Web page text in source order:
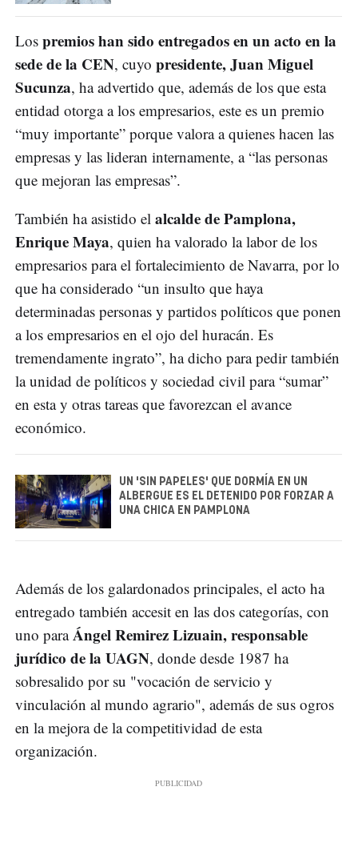
Los premios han sido entregados en un acto en la
sede de la CEN, cuyo presidente, Juan Miguel
Sucunza, ha advertido que, además de los que esta
entidad otorga a los empresarios, este es un premio
“muy importante” porque valora a quienes hacen las
empresas y las lideran internamente, a “las personas
que mejoran las empresas”.
También ha asistido el alcalde de Pamplona,
Enrique Maya, quien ha valorado la labor de los
empresarios para el fortalecimiento de Navarra, por lo
que ha considerado “un insulto que haya
determinadas personas y partidos políticos que ponen
a los empresarios en el ojo del huracán. Es
tremendamente ingrato”, ha dicho para pedir también
la unidad de políticos y sociedad civil para “sumar”
en esta y otras tareas que favorezcan el avance
económico.
UN 'SIN PAPELES' QUE DORMÍA EN UN
ALBERGUE ES EL DETENIDO POR FORZAR A
UNA CHICA EN PAMPLONA
Además de los galardonados principales, el acto ha
entregado también accesit en las dos categorías, con
uno paraÁngel Remirez Lizuain, responsable
jurídico de la UAGN, donde desde 1987 ha
sobresalido por su "vocación de servicio y
vinculación al mundo agrario", además de sus ogros
en la mejora de la competitividad de esta
organización.